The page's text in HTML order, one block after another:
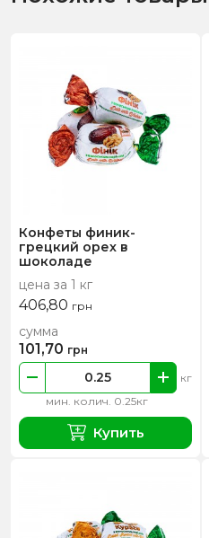
Конфеты финик-
грецкий орех в
шоколаде
цена за 1 кг
406,80 грн
мин. колич. 0.25кг
кг
сумма
101,70 грн
Купить